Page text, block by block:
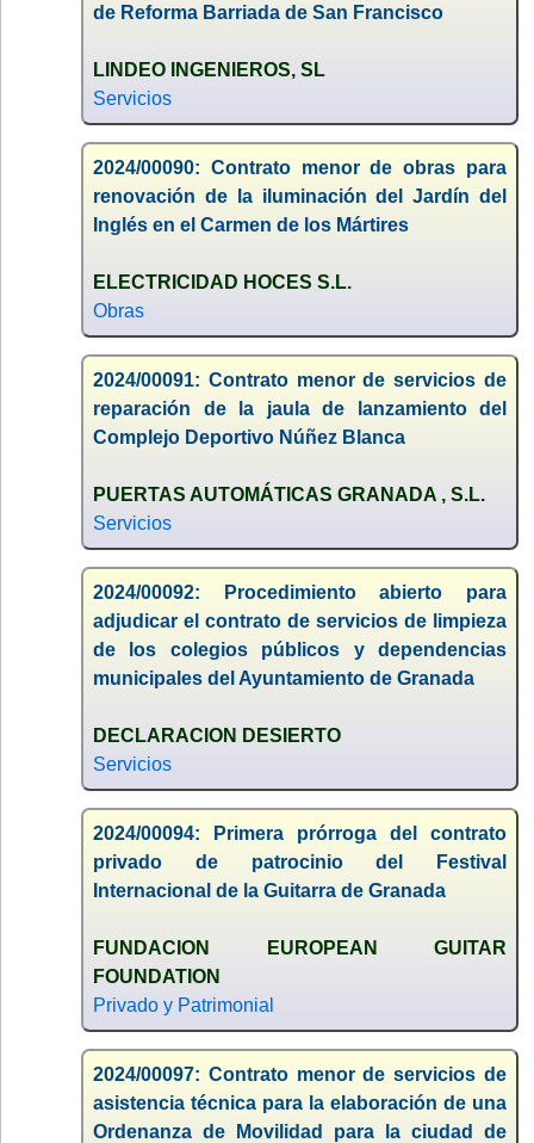
de Reforma Barriada de San Francisco
LINDEO INGENIEROS, SL
Servicios
2024/00090: Contrato menor de obras para
renovación de la iluminación del Jardín del
Inglés en el Carmen de los Mártires
ELECTRICIDAD HOCES S.L.
Obras
2024/00091: Contrato menor de servicios de
reparación de la jaula de lanzamiento del
Complejo Deportivo Núñez Blanca
PUERTAS AUTOMÁTICAS GRANADA , S.L.
Servicios
2024/00092: Procedimiento abierto para
adjudicar el contrato de servicios de limpieza
de los colegios públicos y dependencias
municipales del Ayuntamiento de Granada
DECLARACION DESIERTO
Servicios
2024/00094: Primera prórroga del contrato
privado de patrocinio del Festival
Internacional de la Guitarra de Granada
FUNDACION EUROPEAN GUITAR
FOUNDATION
Privado y Patrimonial
2024/00097: Contrato menor de servicios de
asistencia técnica para la elaboración de una
Ordenanza de Movilidad para la ciudad de